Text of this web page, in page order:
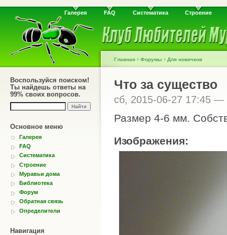
Галерея FAQ Систематика Строение
Воспользуйся поиском!
Ты найдешь ответы на
99% своих вопросов.
Основное меню
Галерея
FAQ
Систематика
Строение
Муравьи дома
Библиотека
Форум
Обратная связь
Определители
Навигация
Главная › Форумы › Для новичков
Что за существо
сб, 2015-06-27 17:45 —
Размер 4-6 мм.
Изображения: